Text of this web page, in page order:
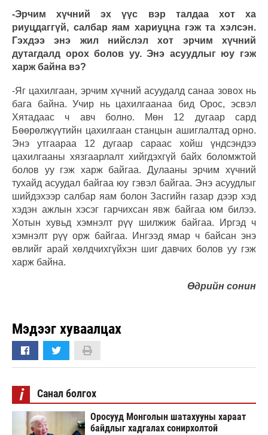
-Эрчим хүчний эх үүс вэр талдаа хот ха
риуцдаггүй, салбар яам хариуцна гэж та хэлсэн.
Гэхдээ энэ жил нийслэл хот эрчим хүчний
дутагдалд орох болов уу. Энэ асуудлыг юу гэж
харж байна вэ?
-Яг цахилгаан, эрчим хүчний асуудалд санаа зовох нь
бага байна. Учир нь цахилгаанаа бид Орос, эсвэл
Хятадаас ч авч болно. Мөн 12 дугаар сард
Бөөрөлжүүтийн цахилгаан станцын ашиглалтад орно.
Энэ утгаараа 12 дугаар сараас хойш үндсэндээ
цахилгааны хязгаарлалт хийгдэхгүй байх боломжтой
болов уу гэж харж байгаа. Дулааны эрчим хүчний
тухайд асуудал байгаа юу гэвэл байгаа. Энэ асуудлыг
шийдэхээр салбар яам болон Засгийн газар дээр хэд
хэдэн ажлын хэсэг гарчихсан явж байгаа юм билээ.
Хотын хувьд хэмнэлт рүү шилжиж байгаа. Иргэд ч
хэмнэлт рүү орж байгаа. Ингээд ямар ч байсан энэ
өвлийг арай хөлдчихгүйхэн шиг давчих болов уу гэж
харж байна.
Өдрийн сонин
Мэдээг хуваалцах
i Санал болгох
Оросууд Монголын шатахууны хараат
байдлыг хадгалах сонирхолтой